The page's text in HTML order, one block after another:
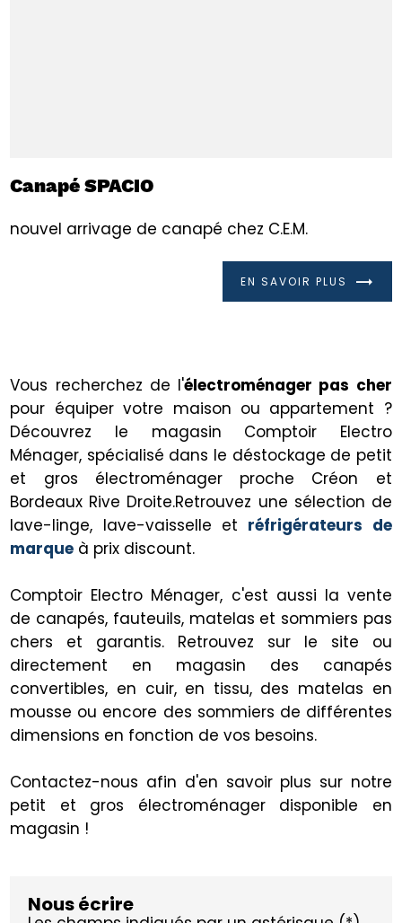
Canapé SPACIO
nouvel arrivage de canapé chez C.E.M.
EN SAVOIR PLUS
Vous recherchez de l'électroménager pas cher
pour équiper votre maison ou appartement ?
Découvrez le magasin Comptoir Electro
Ménager, spécialisé dans le déstockage de petit
et gros électroménager proche Créon et
Bordeaux Rive Droite.Retrouvez une sélection de
lave-linge, lave-vaisselle et réfrigérateurs de
marque à prix discount.
Comptoir Electro Ménager, c'est aussi la vente
de canapés, fauteuils, matelas et sommiers pas
chers et garantis. Retrouvez sur le site ou
directement en magasin des canapés
convertibles, en cuir, en tissu, des matelas en
mousse ou encore des sommiers de différentes
dimensions en fonction de vos besoins.
Contactez-nous afin d'en savoir plus sur notre
petit et gros électroménager disponible en
magasin !
Nous écrire